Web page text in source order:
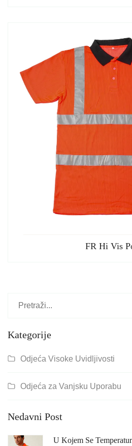
FR Hi Vis
Kategorije
Odjeća Visoke Uvidljivosti
Odjeća za Vanjsku Uporabu
Nedavni Post
U Kojem Se